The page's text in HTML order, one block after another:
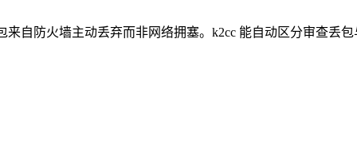
来自防火墙主动丢弃而非网络拥塞。k2cc 能自动区分审查丢